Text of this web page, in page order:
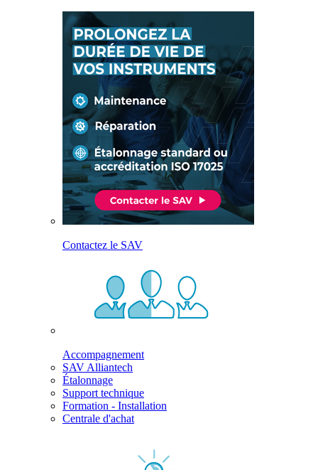
Contactez le SAV
Accompagnement
SAV Alliantech
Étalonnage
Support technique
Formation - Installation
Centrale d'achat